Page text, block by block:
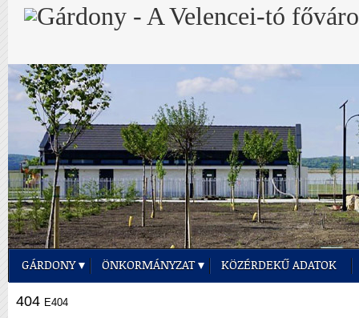
GÁRDONY ÖNKORMÁNYZAT KÖZÉRDEKŰ ADATOK
404 E404